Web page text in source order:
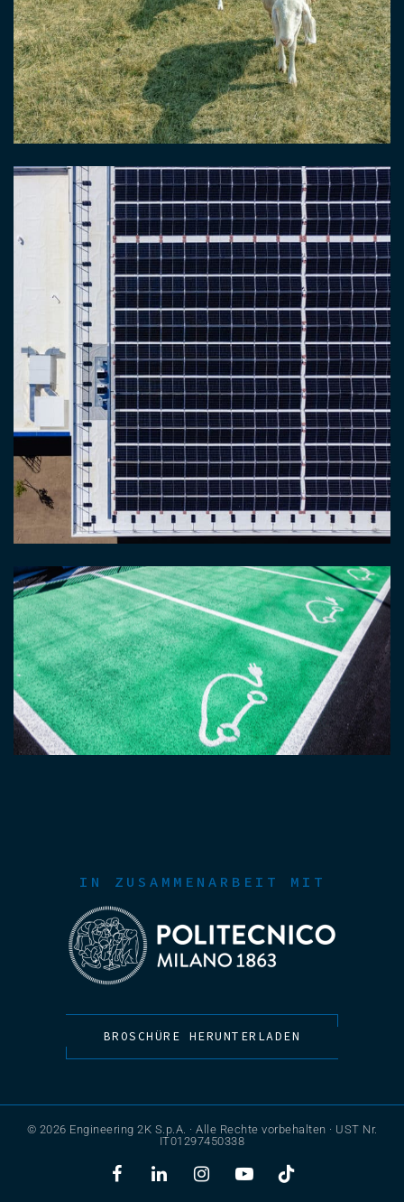
IN ZUSAMMENARBEIT MIT
BROSCHÜRE HERUNTERLADEN
© 2026 Engineering 2K S.p.A. · Alle Rechte vorbehalten · UST Nr.
IT01297450338